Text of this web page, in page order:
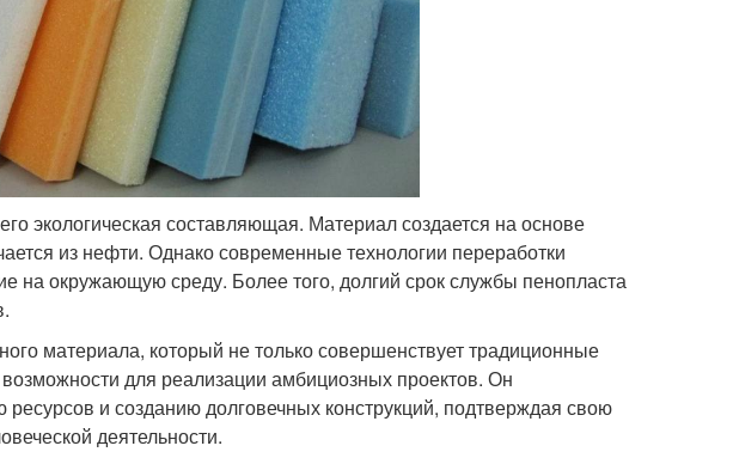
экологическая составляющая. Материал создается на основе
из нефти. Однако современные технологии переработки
на окружающую среду. Более того, долгий срок службы пенопласта
материала, который не только совершенствует традиционные
для реализации амбициозных проектов. Он
и созданию долговечных конструкций, подтверждая свою
деятельности.